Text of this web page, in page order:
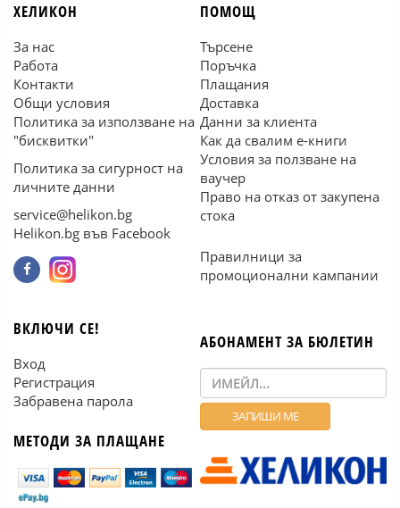
ХЕЛИКОН
За нас
Работа
Контакти
Общи условия
Политика за използване на
"бисквитки"
Политика за сигурност на
личните данни
service@helikon.bg
Helikon.bg във Facebook
ПОМОЩ
Търсене
Поръчка
Плащания
Доставка
Данни за клиента
Как да свалим е-книги
Условия за ползване на
ваучер
Право на отказ от закупена
стока
Правилници за
промоционални кампании
ВКЛЮЧИ СЕ!
Вход
Регистрация
Забравена парола
МЕТОДИ ЗА ПЛАЩАНЕ
АБОНАМЕНТ ЗА БЮЛЕТИН